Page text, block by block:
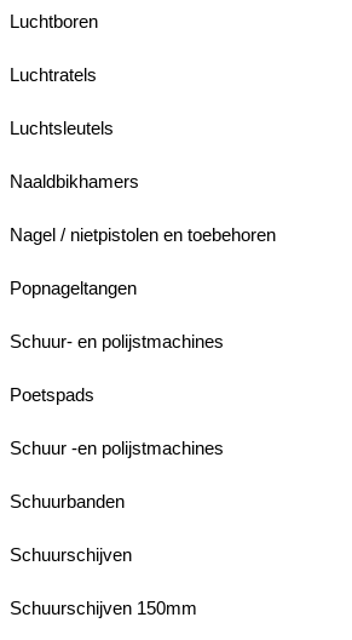
Luchtboren
Luchtratels
Luchtsleutels
Naaldbikhamers
Nagel / nietpistolen en toebehoren
Popnageltangen
Schuur- en polijstmachines
Poetspads
Schuur -en polijstmachines
Schuurbanden
Schuurschijven
Schuurschijven 150mm